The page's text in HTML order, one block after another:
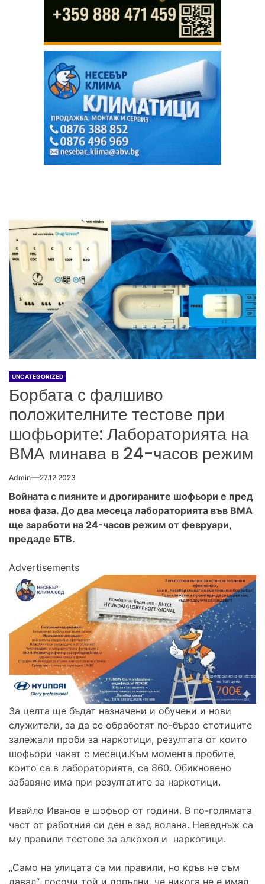
UNCATEGORIZED
Борбата с фалшиво
положителните тестове при
шофьорите: Лабораторията на
ВМА минава в 24-часов режим
Admin 27.12.2023
Войната с пияните и дрогираните шофьори е пред
нова фаза. До два месеца лабораторията във ВМА
ще заработи на 24-часов режим от февруари,
предаде БТВ.
Advertisements
За целта ще бъдат назначени и обучени и нови
служители, за да се обработят по-бързо стотиците
залежали проби за наркотици, резултата от които
шофьори чакат с месеци.Към момента пробите,
които са в лабораторията, са 860. Обикновено
забавяне има при резултатите за наркотици.
Ивайло Иванов е шофьор от години. В по-голямата
част от работния си ден е зад волана. Неведнъж са
му правили тестове за алкохол и наркотици.
„Само на улицата са ми правили, но кръв не съм